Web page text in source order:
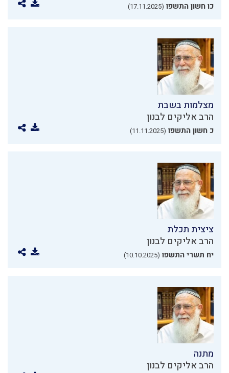
כו חשון התשפו (17.11.2025)
מצלמות בשבת
הרב אליקים לבנון
כ חשון התשפו (11.11.2025)
ציצית תכלת
הרב אליקים לבנון
יח תשרי התשפו (10.10.2025)
מתנה
הרב אליקים לבנון